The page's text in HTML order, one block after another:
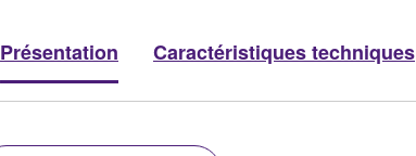
Présentation Caractéristiques techniques